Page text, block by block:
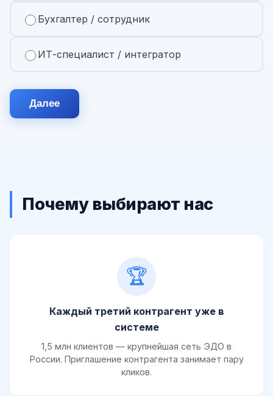
Бухгалтер / сотрудник
ИТ-специалист / интегратор
Далее
Почему выбирают нас
🏆
Каждый третий контрагент уже в
системе
1,5 млн клиентов — крупнейшая сеть ЭДО в
России. Приглашение контрагента занимает пару
кликов.